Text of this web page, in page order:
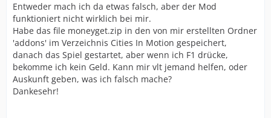
Entweder mach ich da etwas falsch, aber der Mod
funktioniert nicht wirklich bei mir.
Habe das file moneyget.zip in den von mir erstellten Ordner
'addons' im Verzeichnis Cities In Motion gespeichert,
danach das Spiel gestartet, aber wenn ich F1 drücke,
bekomme ich kein Geld. Kann mir vlt jemand helfen, oder
Auskunft geben, was ich falsch mache?
Dankesehr!